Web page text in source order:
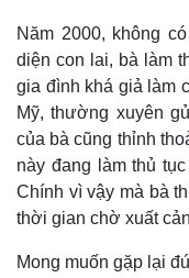
Thể thao
Bóng đá
Lịch thi đấu bóng đá
Thế giới thể thao
Hậu trường
Năm 2000, không
diện con lai, bà làm
gia đình khá giả làm
Mỹ, thường xuyên
của bà cũng thỉnh
này đang làm thủ
Chính vì vậy mà bà
thời gian chờ xuất
Mong muốn gặp lại